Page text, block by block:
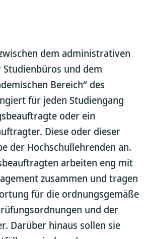
dem administrativen
und dem
Bereich“ des
für jeden Studiengang
oder ein
Diese oder dieser
der Hochschullehrenden an.
arbeiten eng mit
zusammen und tragen
für die ordnungsgemäße
und der
Darüber hinaus sollen sie